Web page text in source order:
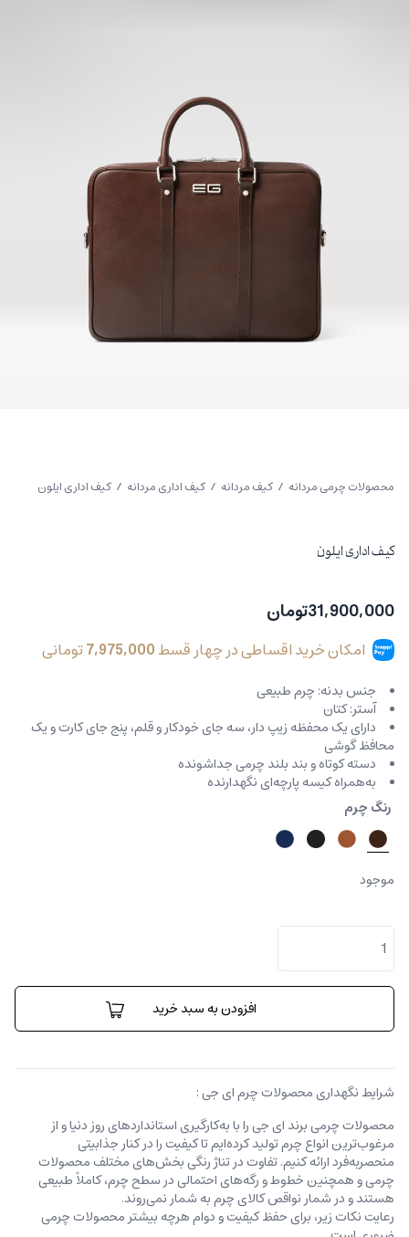
محصولات چرمی مردانه / کیف مردانه / کیف اداری مردانه / کیف اداری ایلون
کیف اداری ایلون
31,900,000تومان
امکان خرید اقساطی در چهار قسط7,975,000تومانی
جنس بدنه: چرم طبیعی
آستر: کتان
دارای یک محفظه زیپ دار، سه جای خودکار و قلم‌، پنج جای کارت و یک
محافظ گوشی
دسته کوتاه و بند بلند چرمی جداشونده
به‌همراه کیسه پارچه‌ای نگهدارنده
رنگ چرم
موجود
کیف
اداری
ایلون
عدد
افزودن به سبد خرید
شرایط نگهداری محصولات چرم ای جی :
محصولات چرمی برند ای جی را با به‌کارگیری استانداردهای روز دنیا و از
مرغوب‌ترین انواع چرم تولید کرده‌ایم تا کیفیت را در کنار جذابیتی
منحصربه‌فرد ارائه کنیم. تفاوت در تناژ رنگی بخش‌های مختلف محصولات
چرمی و همچنین خطوط و رگه‌‌های احتمالی در سطح چرم، کاملاً طبیعی
هستند و در شمار نواقص کالای چرم به شمار نمی‌روند.
رعایت نکات زیر، برای حفظ کیفیت و دوام هرچه بیشتر محصولات چرمی